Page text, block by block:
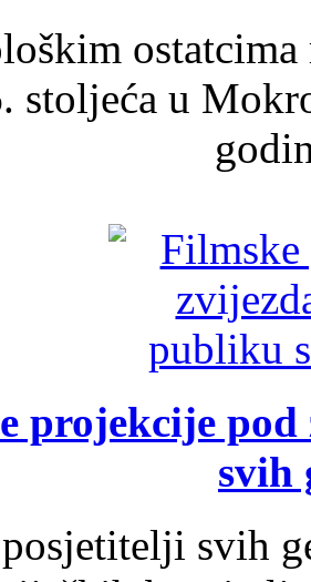
stoljeća u
projekcije
svih
svih